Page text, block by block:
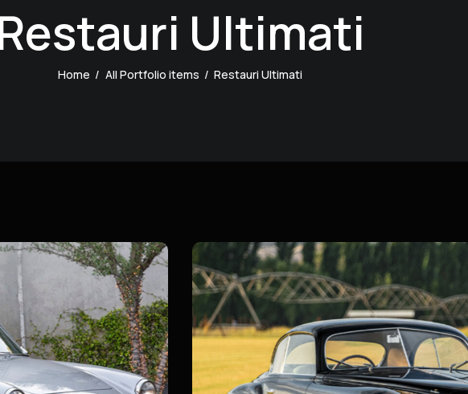
Ultimati
Home All Portfolio items Restauri Ultimati